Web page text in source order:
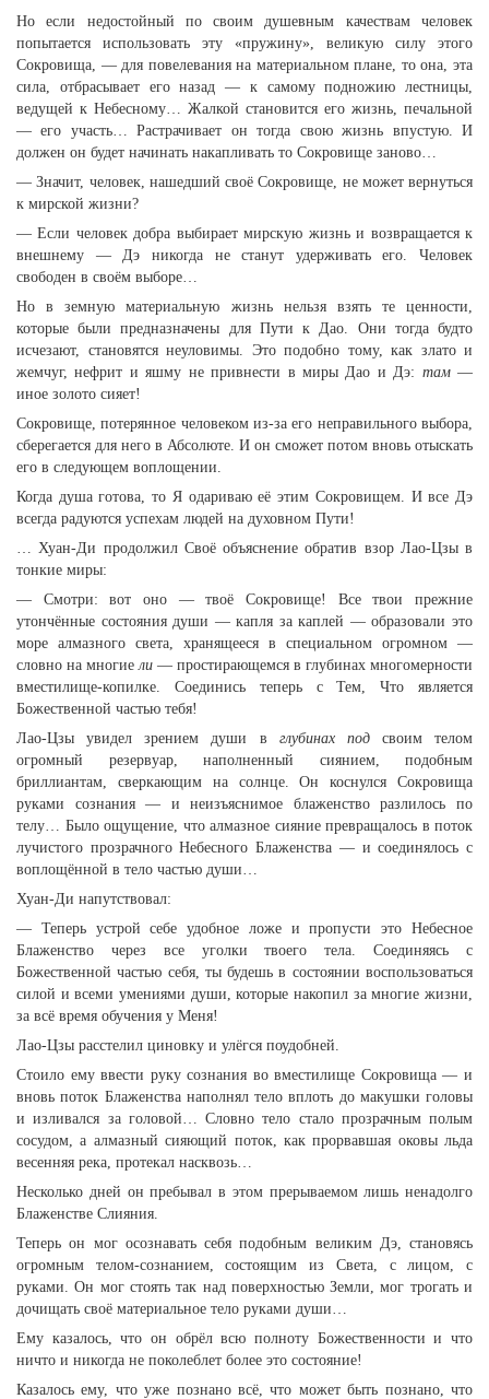
Но если недостойный по своим душевным качествам человек
попытается использовать эту «пружину», великую силу этого
Сокровища, — для повелевания на материальном плане, то она, эта
сила, отбрасывает его назад — к самому подножию лестницы,
ведущей к Небесному… Жалкой становится его жизнь, печальной
— его участь… Растрачивает он тогда свою жизнь впустую. И
должен он будет начинать накапливать то Сокровище заново…
— Значит, человек, нашедший своё Сокровище, не может вернуться
к мирской жизни?
— Если человек добра выбирает мирскую жизнь и возвращается к
внешнему — Дэ никогда не станут удерживать его. Человек
свободен в своём выборе…
Но в земную материальную жизнь нельзя взять те ценности,
которые были предназначены для Пути к Дао. Они тогда будто
исчезают, становятся неуловимы. Это подобно тому, как злато и
жемчуг, нефрит и яшму не привнести в миры Дао и Дэ: там—
иное золото сияет!
Сокровище, потерянное человеком из-за его неправильного выбора,
сберегается для него в Абсолюте. И он сможет потом вновь отыскать
его в следующем воплощении.
Когда душа готова, то Я одариваю её этим Сокровищем. И все Дэ
всегда радуются успехам людей на духовном Пути!
… Хуан-Ди продолжил Своё объяснение обратив взор Лао-Цзы в
тонкие миры:
— Смотри: вот оно — твоё Сокровище! Все твои прежние
утончённые состояния души — капля за каплей — образовали это
море алмазного света, хранящееся в специальном огромном —
словно на многиели — простирающемся в глубинах многомерности
вместилище-копилке. Соединись теперь с Тем, Что является
Божественной частью тебя!
Лао-Цзы увидел зрением души в глубинах подсвоим телом
огромный резервуар, наполненный сиянием, подобным
бриллиантам, сверкающим на солнце. Он коснулся Сокровища
руками сознания — и неизъяснимое блаженство разлилось по
телу… Было ощущение, что алмазное сияние превращалось в поток
лучистого прозрачного Небесного Блаженства — и соединялось с
воплощённой в тело частью души…
Хуан-Ди напутствовал:
— Теперь устрой себе удобное ложе и пропусти это Небесное
Блаженство через все уголки твоего тела. Соединяясь с
Божественной частью себя, ты будешь в состоянии воспользоваться
силой и всеми умениями души, которые накопил за многие жизни,
за всё время обучения у Меня!
Лао-Цзы расстелил циновку и улёгся поудобней.
Стоило ему ввести руку сознания во вместилище Сокровища — и
вновь поток Блаженства наполнял тело вплоть до макушки головы
и изливался за головой… Словно тело стало прозрачным полым
сосудом, а алмазный сияющий поток, как прорвавшая оковы льда
весенняя река, протекал насквозь…
Несколько дней он пребывал в этом прерываемом лишь ненадолго
Блаженстве Слияния.
Теперь он мог осознавать себя подобным великим Дэ, становясь
огромным телом-сознанием, состоящим из Света, с лицом, с
руками. Он мог стоять так над поверхностью Земли, мог трогать и
дочищать своё материальное тело руками души…
Ему казалось, что он обрёл всю полноту Божественности и что
ничто и никогда не поколеблет более это состояние!
Казалось ему, что уже познано всё, что может быть познано, что